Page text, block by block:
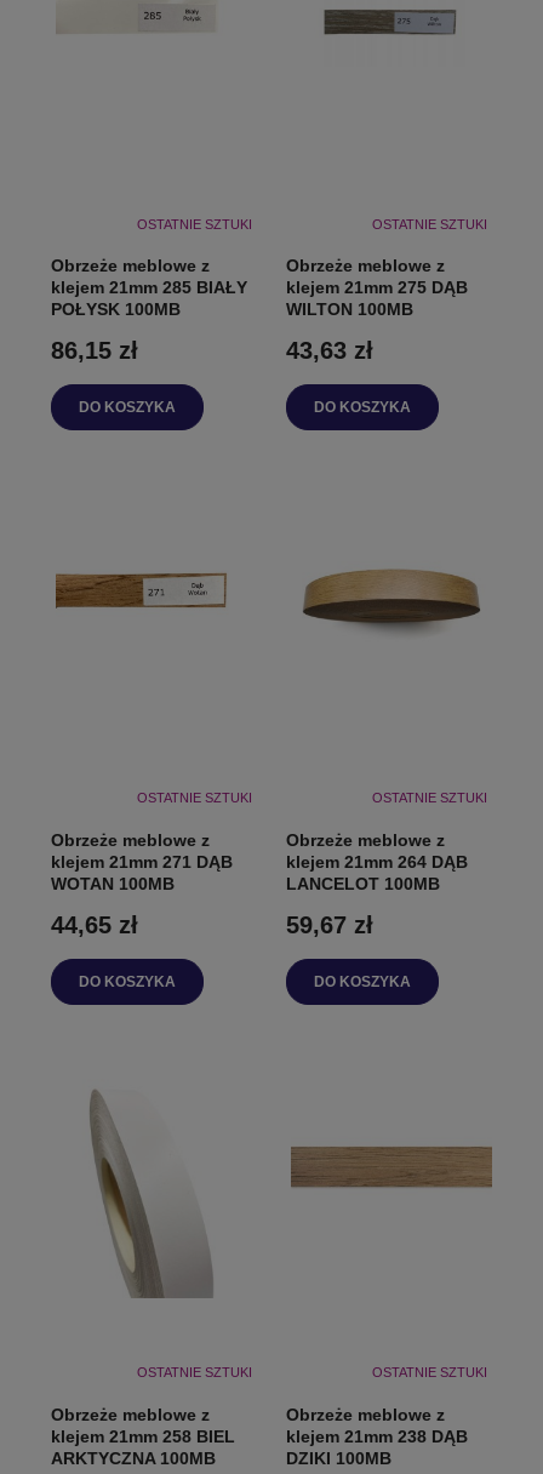
OSTATNIE SZTUKI
Obrzeże meblowe z
klejem 21mm 285 BIAŁY
POŁYSK 100MB
86,15 zł
DO KOSZYKA
OSTATNIE SZTUKI
Obrzeże meblowe z
klejem 21mm 275 DĄB
WILTON 100MB
43,63 zł
DO KOSZYKA
OSTATNIE SZTUKI
Obrzeże meblowe z
klejem 21mm 271 DĄB
WOTAN 100MB
44,65 zł
DO KOSZYKA
OSTATNIE SZTUKI
Obrzeże meblowe z
klejem 21mm 264 DĄB
LANCELOT 100MB
59,67 zł
DO KOSZYKA
OSTATNIE SZTUKI
Obrzeże meblowe z
klejem 21mm 258 BIEL
ARKTYCZNA 100MB
OSTATNIE SZTUKI
Obrzeże meblowe z
klejem 21mm 238 DĄB
DZIKI 100MB